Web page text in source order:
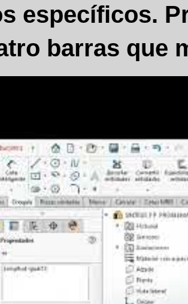
específicos.
barras que